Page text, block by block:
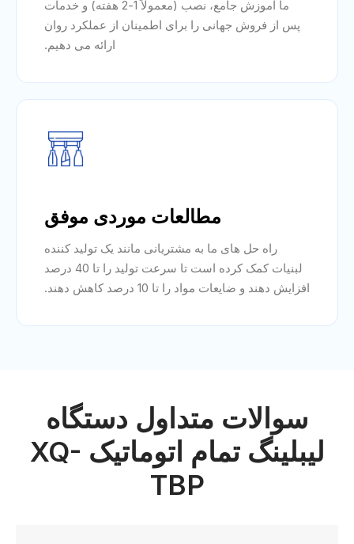
ما آموزش جامع، نصب (معمولاً 1-2 هفته) و خدمات
پس از فروش جهانی را برای اطمینان از عملکرد روان
ارائه می دهیم.
مطالعات موردی موفق
راه حل های ما به مشتریانی مانند یک تولید کننده
لبنیات کمک کرده است تا سرعت تولید را تا 40 درصد
افزایش دهند و ضایعات مواد را تا 10 درصد کاهش دهند.
سوالات متداول دستگاه
لیبلینگ تمام اتوماتیک XQ-
TBP